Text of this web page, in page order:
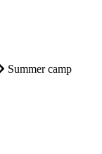
Summer camp